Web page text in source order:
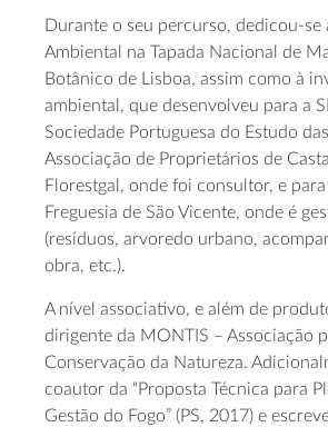
Durante o seu percurso, dedicou-se
Ambiental na Tapada Nacional de
Botânico de Lisboa, assim como à
ambiental, que desenvolveu para a
Sociedade Portuguesa do Estudo
Associação de Proprietários de
Florestgal, onde foi consultor, e
Freguesia de São Vicente, onde é
(resíduos, arvoredo urbano,
obra, etc.).
A nível associativo, e além de
dirigente da MONTIS – Associação
Conservação da Natureza.
coautor da “Proposta Técnica para
Gestão do Fogo” (PS, 2017) e